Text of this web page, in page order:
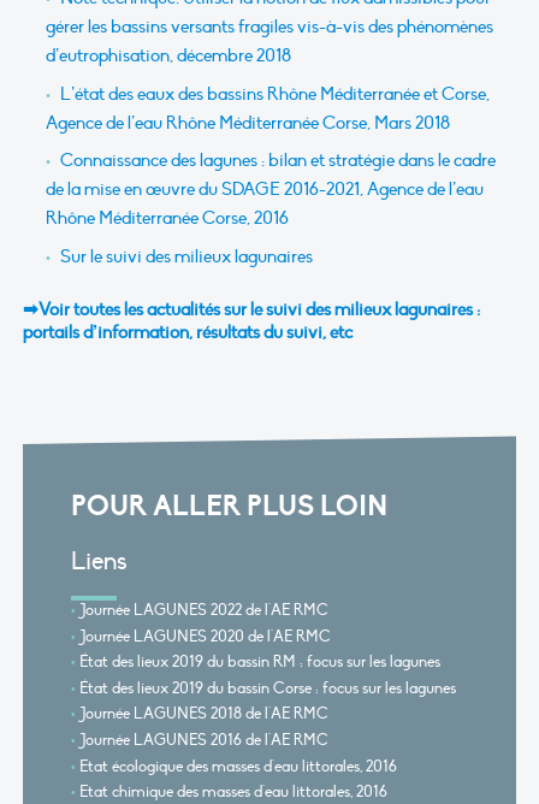
gérer les bassins versants fragiles vis-à-vis des phénomènes
d’eutrophisation, décembre 2018
L’état des eaux des bassins Rhône Méditerranée et Corse,
Agence de l’eau Rhône Méditerranée Corse, Mars 2018
Connaissance des lagunes : bilan et stratégie dans le cadre
de la mise en œuvre du SDAGE 2016-2021, Agence de l’eau
Rhône Méditerranée Corse, 2016
Sur le suivi des milieux lagunaires
➡Voir toutes les actualités sur le suivi des milieux lagunaires :
portails d’information, résultats du suivi, etc
POUR ALLER PLUS LOIN
Liens
Journée LAGUNES 2022 de l'AE RMC
Journée LAGUNES 2020 de l'AE RMC
État des lieux 2019 du bassin RM : focus sur les lagunes
État des lieux 2019 du bassin Corse : focus sur les lagunes
Journée LAGUNES 2018 de l'AE RMC
Journée LAGUNES 2016 de l'AE RMC
Etat écologique des masses d'eau littorales, 2016
Etat chimique des masses d'eau littorales, 2016